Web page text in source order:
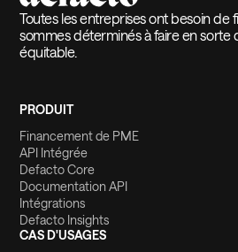
Toutes les entreprises ont besoin de
sommes déterminés à faire en sorte
équitable.
PRODUIT
Financement de PME
API Intégrée
Defacto Core
Documentation API
Intégrations
Defacto Insights
CAS D'USAGES